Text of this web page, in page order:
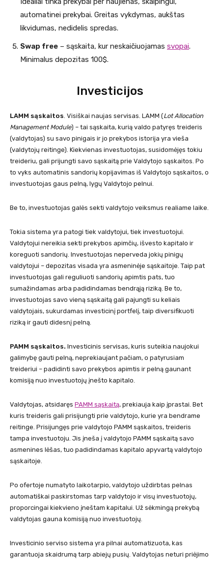
automatinei prekybai. Greitas vykdymas, aukštas
likvidumas, nedidelis spredas.
Swap free – sąskaita, kur neskaičiuojamas svopai.
Minimalus depozitas 100$.
Investicijos
LAMM sąskaitos . Visiškai naujas servisas. LAMM (Lot Allocation
Management Module) – tai sąskaita, kurią valdo patyręs treideris
(valdytojas) su savo pinigais ir jo prekybos istorija yra vieša
(valdytojų reitinge). Kiekvienas investuotojas, susidomėjęs tokiu
treideriu, gali prijungti savo sąskaitą prie Valdytojo sąskaitos. Po
to vyks automatinis sandorių kopijavimas iš Valdytojo sąskaitos, o
investuotojas gaus pelną, lygų Valdytojo pelnui.
Be to, investuotojas galės sekti valdytojo veiksmus realiame laike.
Tokia sistema yra patogi tiek valdytojui, tiek investuotojui.
Valdytojui nereikia sekti prekybos apimčių, išvesto kapitalo ir
koreguoti sandorių. Investuotojas neperveda jokių pinigų
valdytojui – depozitas visada yra asmeninėje sąskaitoje. Taip pat
investuotojas gali reguliuoti sandorių apimtis pats, tuo
sumažindamas arba padidindamas bendrąją riziką. Be to,
investuotojas savo vieną sąskaitą gali pajungti su keliais
valdytojais, sukurdamas investicinį portfelį, taip diversifikuoti
riziką ir gauti didesnį pelną.
PAMM sąskaitos. Investicinis servisas, kuris suteikia naujokui
galimybę gauti pelną, neprekiaujant pačiam, o patyrusiam
treideriui – padidinti savo prekybos apimtis ir pelną gaunant
komisiją nuo investuotojų įnešto kapitalo.
Valdytojas, atsidaręs PAMM sąskaitą, prekiauja kaip įprastai. Bet
kuris treideris gali prisijungti prie valdytojo, kurie yra bendrame
reitinge. Prisijungęs prie valdytojo PAMM sąskaitos, treideris
tampa investuotoju. Jis įneša į valdytojo PAMM sąskaitą savo
asmenines lėšas, tuo padidindamas kapitalo apyvartą valdytojo
sąskaitoje.
Po ofertoje numatyto laikotarpio, valdytojo uždirbtas pelnas
automatiškai paskirstomas tarp valdytojo ir visų investuotojų,
proporcingai kiekvieno įneštam kapitalui. Už sėkmingą prekybą
valdytojas gauna komisiją nuo investuotojų.
Investicinio serviso sistema yra pilnai automatizuota, kas
garantuoja skaidrumą tarp abiejų pusių. Valdytojas neturi priėjimo